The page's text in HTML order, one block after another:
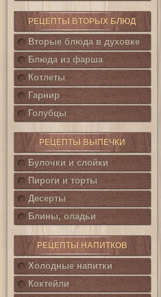
РЕЦЕПТЫ ВТОРЫХ БЛЮД
Вторые блюда в духовке
Блюда из фарша
Котлеты
Гарнир
Голубцы
РЕЦЕПТЫ ВЫПЕЧКИ
Булочки и слойки
Пироги и торты
Десерты
Блины, оладьи
РЕЦЕПТЫ НАПИТКОВ
Холодные напитки
Коктейли